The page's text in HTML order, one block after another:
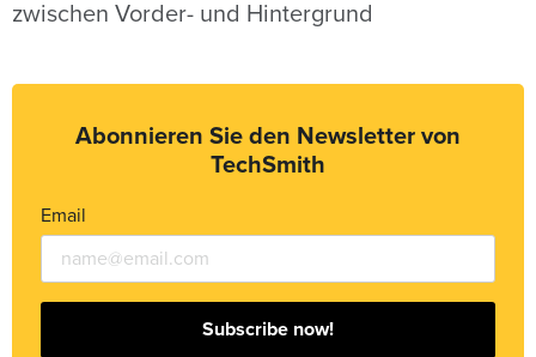
zwischen Vorder- und Hintergrund
Abonnieren Sie den Newsletter von
TechSmith
Email
Subscribe now!